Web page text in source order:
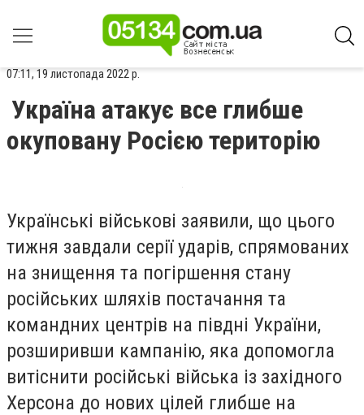
07:11, 19 листопада 2022 р.
Україна атакує все глибше
окуповану Росією територію
Українські військові заявили, що цього
тижня завдали серії ударів, спрямованих
на знищення та погіршення стану
російських шляхів постачання та
командних центрів на півдні України,
розширивши кампанію, яка допомогла
витіснити російські війська із західного
Херсона до нових цілей глибше на